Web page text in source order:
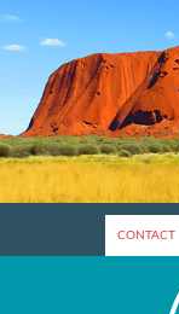
CONTACT